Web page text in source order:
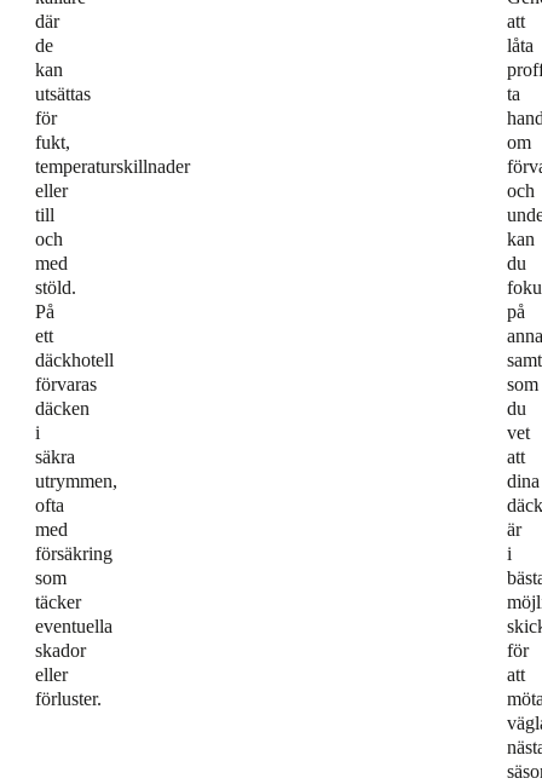
där
de
kan
utsättas
för
fukt,
temperaturskillnader
eller
till
och
med
stöld.
På
ett
däckhotell
förvaras
däcken
i
säkra
utrymmen,
ofta
med
försäkring
som
täcker
eventuella
skador
eller
förluster.
att
låta
ta
om
och
kan
du
på
som
du
vet
att
dina
däck
är
i
för
att